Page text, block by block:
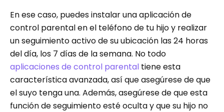
En ese caso, puedes instalar una aplicación de
control parental en el teléfono de tu hijo y realizar
un seguimiento activo de su ubicación las 24 horas
del día, los 7 días de la semana. No todo
aplicaciones de control parental tiene esta
característica avanzada, así que asegúrese de que
el suyo tenga una. Además, asegúrese de que esta
función de seguimiento esté oculta y que su hijo no